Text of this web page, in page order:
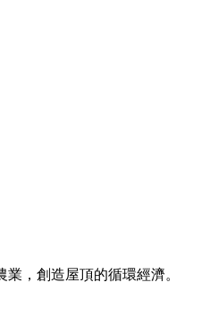
，創造屋頂的循環經濟。